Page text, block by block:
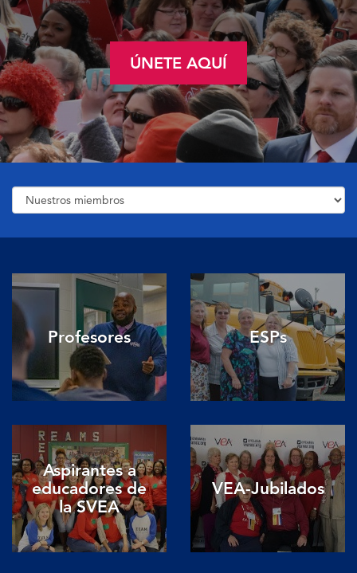
ÚNETE AQUÍ
Profesores ESPs
Aspirantes a
educadores de
la SVEA
VEA-Jubilados